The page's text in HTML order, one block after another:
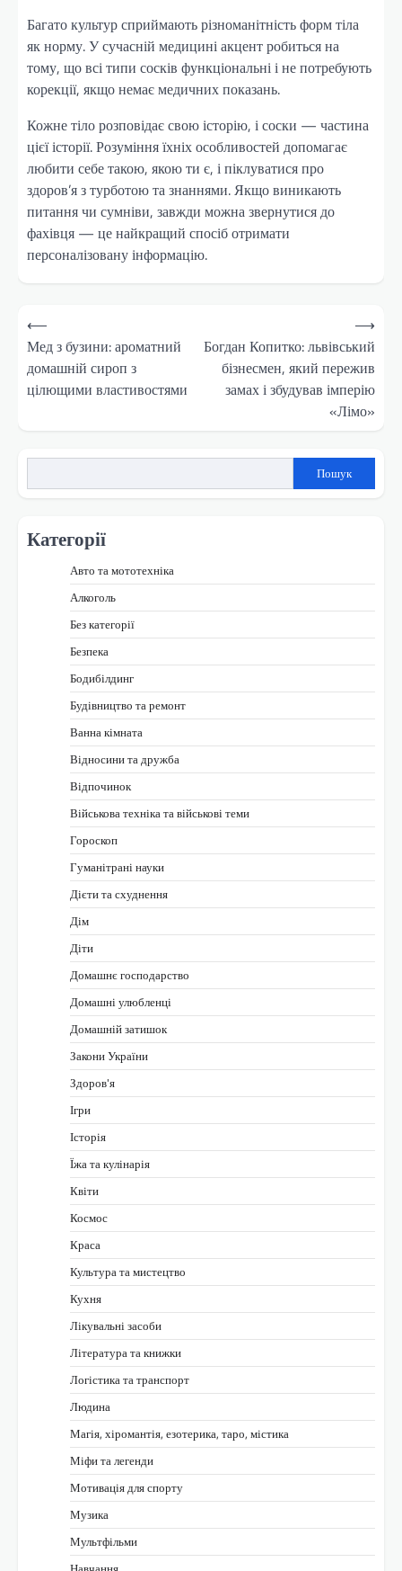
Багато культур сприймають різноманітність форм тіла
як норму. У сучасній медицині акцент робиться на
тому, що всі типи сосків функціональні і не потребують
корекції, якщо немає медичних показань.
Кожне тіло розповідає свою історію, і соски — частина
цієї історії. Розуміння їхніх особливостей допомагає
любити себе такою, якою ти є, і піклуватися про
здоров’я з турботою та знаннями. Якщо виникають
питання чи сумніви, завжди можна звернутися до
фахівця — це найкращий спосіб отримати
персоналізовану інформацію.
Навігація
записів
⟵
Мед з бузини: ароматний
домашній сироп з
цілющими властивостями
Богдан Копитко: львівський
бізнесмен, який пережив
замах і збудував імперію
«Лімо»
⟶
Пошук
Категорії
Авто та мототехніка
Алкоголь
Без категорії
Безпека
Бодибілдинг
Будівництво та ремонт
Ванна кімната
Відносини та дружба
Відпочинок
Військова техніка та військові теми
Гороскоп
Гуманітрані науки
Дієти та схуднення
Дім
Діти
Домашнє господарство
Домашні улюбленці
Домашній затишок
Закони України
Здоров'я
Ігри
Історія
Їжа та кулінарія
Квіти
Космос
Краса
Культура та мистецтво
Кухня
Лікувальні засоби
Література та книжки
Логістика та транспорт
Людина
Магія, хіромантія, езотерика, таро, містика
Міфи та легенди
Мотивація для спорту
Музика
Мультфільми